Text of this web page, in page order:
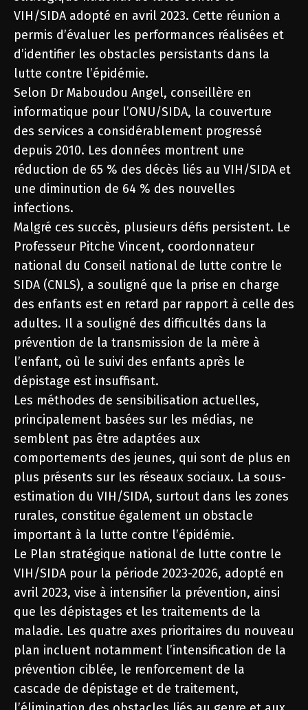
VIH/SIDA adopté en avril 2023. Cette réunion a
permis d’évaluer les performances réalisées et
d’identifier les obstacles persistants dans la
lutte contre l’épidémie.
Selon Dr Maboudou Angel, conseillère en
informatique pour l’ONU/SIDA, la couverture
des services a considérablement progressé
depuis 2010. Les données montrent une
réduction de 65 % des décès liés au VIH/SIDA et
une diminution de 64 % des nouvelles
infections.
Malgré ces succès, plusieurs défis persistent. Le
Professeur Pitche Vincent, coordonnateur
national du Conseil national de lutte contre le
SIDA (CNLS), a souligné que la prise en charge
des enfants est en retard par rapport à celle des
adultes. Il a souligné des difficultés dans la
prévention de la transmission de la mère à
l’enfant, où le suivi des enfants après le
dépistage est insuffisant.
Les méthodes de sensibilisation actuelles,
principalement basées sur les médias, ne
semblent pas être adaptées aux
comportements des jeunes, qui sont de plus en
plus présents sur les réseaux sociaux. La sous-
estimation du VIH/SIDA, surtout dans les zones
rurales, constitue également un obstacle
important à la lutte contre l’épidémie.
Le Plan stratégique national de lutte contre le
VIH/SIDA pour la période 2023-2026, adopté en
avril 2023, vise à intensifier la prévention, ainsi
que les dépistages et les traitements de la
maladie. Les quatre axes prioritaires du nouveau
plan incluent notamment l’intensification de la
prévention ciblée, le renforcement de la
cascade de dépistage et de traitement,